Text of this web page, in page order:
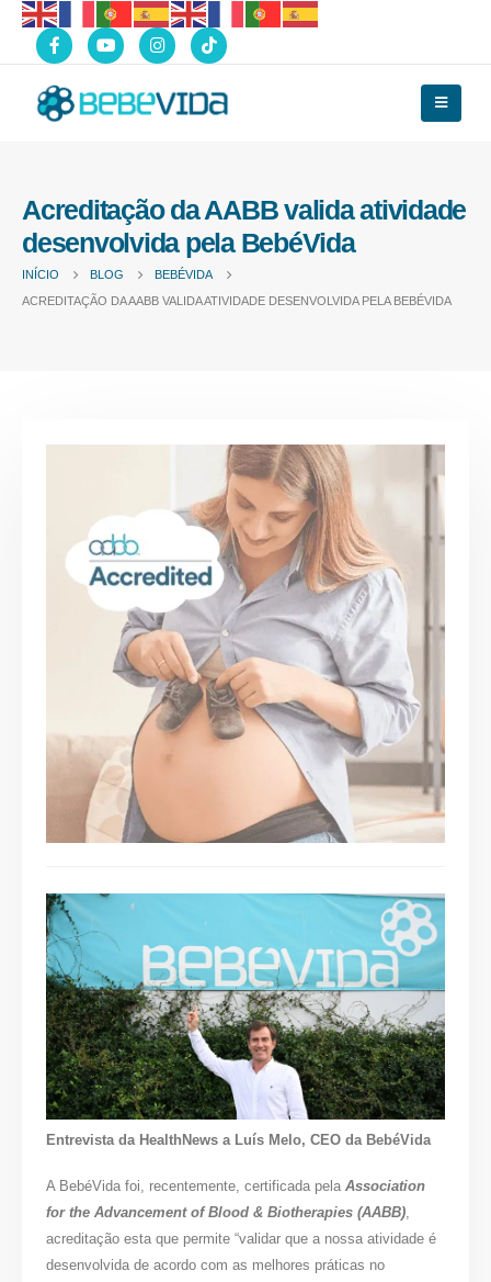
Acreditação da AABB valida atividade
desenvolvida pela BebéVida
INÍCIO BLOG
BEBÉVIDA
ACREDITAÇÃO DA AABB VALIDA ATIVIDADE DESENVOLVIDA PELA BEBÉVIDA
Entrevista da HealthNews a Luís Melo, CEO da BebéVida
A BebéVida foi, recentemente, certificada pela Association
for the Advancement of Blood & Biotherapies (AABB),
acreditação esta que permite “validar que a nossa atividade é
desenvolvida de acordo com as melhores práticas no